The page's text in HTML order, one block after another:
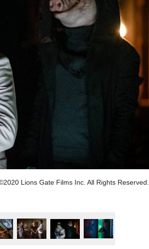
Lions Gate Films Inc. All Rights Reserved.